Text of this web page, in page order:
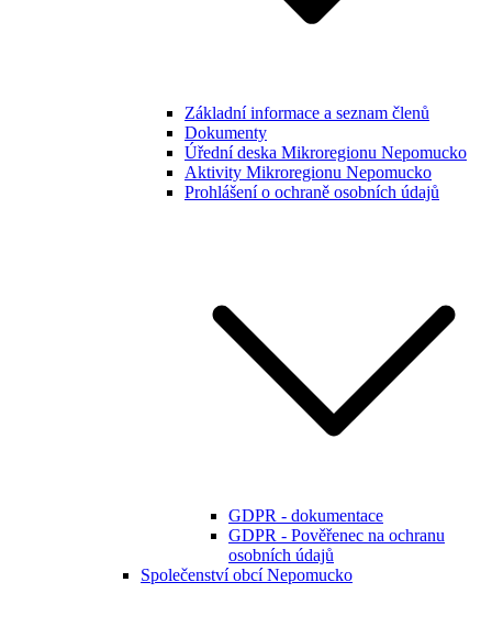
Základní informace a seznam členů
Dokumenty
Úřední deska Mikroregionu Nepomucko
Aktivity Mikroregionu Nepomucko
Prohlášení o ochraně osobních údajů
GDPR - dokumentace
GDPR - Pověřenec na ochranu
osobních údajů
Společenství obcí Nepomucko